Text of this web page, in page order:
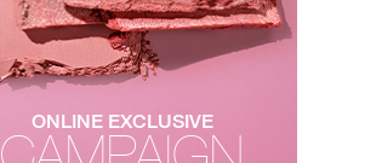
ONLINE EXCLUSIVE